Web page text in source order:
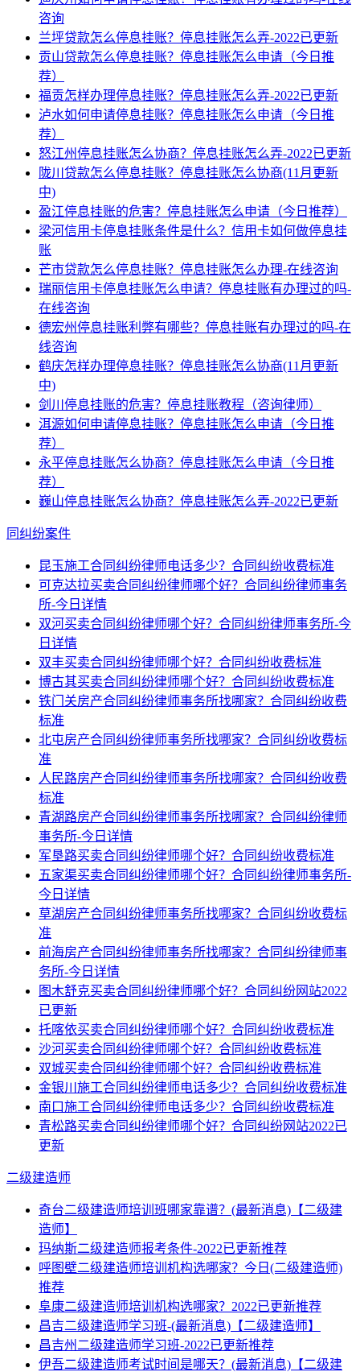
咨询
兰坪贷款怎么停息挂账？停息挂账怎么弄-2022已更新
贡山贷款怎么停息挂账？停息挂账怎么申请（今日推
荐）
福贡怎样办理停息挂账？停息挂账怎么弄-2022已更新
泸水如何申请停息挂账？停息挂账怎么申请（今日推
荐）
怒江州停息挂账怎么协商？停息挂账怎么弄-2022已更新
陇川贷款怎么停息挂账？停息挂账怎么协商(11月更新
中)
盈江停息挂账的危害？停息挂账怎么申请（今日推荐）
梁河信用卡停息挂账条件是什么？信用卡如何做停息挂
账
芒市贷款怎么停息挂账？停息挂账怎么办理-在线咨询
瑞丽信用卡停息挂账怎么申请？停息挂账有办理过的吗-
在线咨询
德宏州停息挂账利弊有哪些？停息挂账有办理过的吗-在
线咨询
鹤庆怎样办理停息挂账？停息挂账怎么协商(11月更新
中)
剑川停息挂账的危害？停息挂账教程（咨询律师）
洱源如何申请停息挂账？停息挂账怎么申请（今日推
荐）
永平停息挂账怎么协商？停息挂账怎么申请（今日推
荐）
巍山停息挂账怎么协商？停息挂账怎么弄-2022已更新
同纠纷案件
昆玉施工合同纠纷律师电话多少？合同纠纷收费标准
可克达拉买卖合同纠纷律师哪个好？合同纠纷律师事务
所-今日详情
双河买卖合同纠纷律师哪个好？合同纠纷律师事务所-今
日详情
双丰买卖合同纠纷律师哪个好？合同纠纷收费标准
博古其买卖合同纠纷律师哪个好？合同纠纷收费标准
铁门关房产合同纠纷律师事务所找哪家？合同纠纷收费
标准
北屯房产合同纠纷律师事务所找哪家？合同纠纷收费标
准
人民路房产合同纠纷律师事务所找哪家？合同纠纷收费
标准
青湖路房产合同纠纷律师事务所找哪家？合同纠纷律师
事务所-今日详情
军垦路买卖合同纠纷律师哪个好？合同纠纷收费标准
五家渠买卖合同纠纷律师哪个好？合同纠纷律师事务所-
今日详情
草湖房产合同纠纷律师事务所找哪家？合同纠纷收费标
准
前海房产合同纠纷律师事务所找哪家？合同纠纷律师事
务所-今日详情
图木舒克买卖合同纠纷律师哪个好？合同纠纷网站2022
已更新
托喀依买卖合同纠纷律师哪个好？合同纠纷收费标准
沙河买卖合同纠纷律师哪个好？合同纠纷收费标准
双城买卖合同纠纷律师哪个好？合同纠纷收费标准
金银川施工合同纠纷律师电话多少？合同纠纷收费标准
南口施工合同纠纷律师电话多少？合同纠纷收费标准
青松路买卖合同纠纷律师哪个好？合同纠纷网站2022已
更新
二级建造师
奇台二级建造师培训班哪家靠谱？(最新消息)【二级建
造师】
玛纳斯二级建造师报考条件-2022已更新推荐
呼图壁二级建造师培训机构选哪家？今日(二级建造师)
推荐
阜康二级建造师培训机构选哪家？2022已更新推荐
昌吉二级建造师学习班-(最新消息)【二级建造师】
昌吉州二级建造师学习班-2022已更新推荐
伊吾二级建造师考试时间是哪天？(最新消息)【二级建